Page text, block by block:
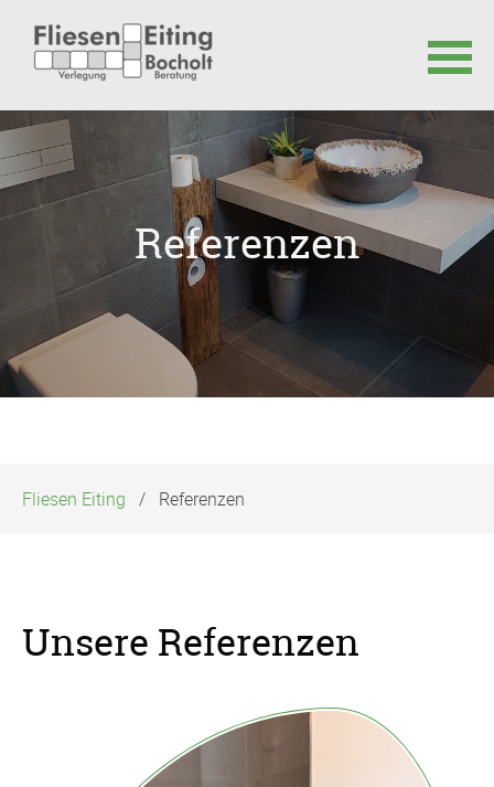
Navigation
überspringen
Referenzen
Fliesen Eiting Referenzen
Unsere Referenzen